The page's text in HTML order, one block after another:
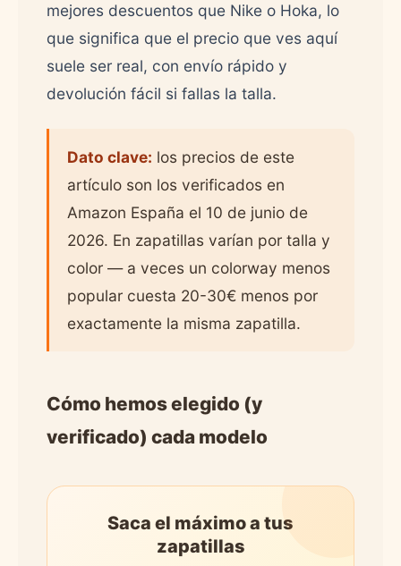
mejores descuentos que Nike o Hoka, lo
que significa que el precio que ves aquí
suele ser real, con envío rápido y
devolución fácil si fallas la talla.
Dato clave: los precios de este
artículo son los verificados en
Amazon España el 10 de junio de
2026. En zapatillas varían por talla y
color — a veces un colorway menos
popular cuesta 20-30€ menos por
exactamente la misma zapatilla.
Cómo hemos elegido (y
verificado) cada modelo
Saca el máximo a tus
zapatillas